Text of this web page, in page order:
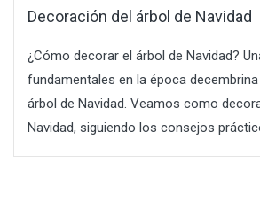
Decoración del árbol de Navidad
¿Cómo decorar el árbol de Navidad?
fundamentales en la época
árbol de Navidad. Veamos como
Navidad, siguiendo los consejos